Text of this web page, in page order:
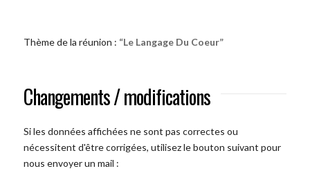
Thème de la réunion : “Le Langage Du Coeur”
Changements / modifications
Si les données affichées ne sont pas correctes ou
nécessitent d'être corrigées, utilisez le bouton suivant pour
nous envoyer un mail :